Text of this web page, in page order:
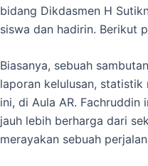
bidang Dikdasmen H
siswa dan hadirin. Berikut
​Biasanya, sebuah
laporan kelulusan, statistik
ini, di Aula AR. Fachruddin
jauh lebih berharga dari
merayakan sebuah